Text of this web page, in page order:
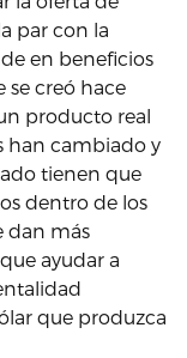
par con la
en beneficios
se creó hace
producto real
han cambiado y
tienen que
dentro de los
dan más
ayudar a
que produzca